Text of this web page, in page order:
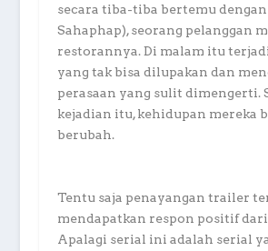
secara tiba-tiba bertemu
Sahaphap), seorang pelanggan
restorannya. Di malam itu
yang tak bisa dilupakan dan
perasaan yang sulit dimengerti.
kejadian itu, kehidupan mereka
berubah.
Tentu saja penayangan trailer
mendapatkan respon positif dari
Apalagi serial ini adalah serial